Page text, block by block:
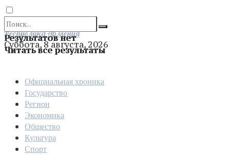
Результатов нет
Читать все результаты
Отправить
Республика Армения
Суббота, 8 августа, 2026
Официальная хроника
Государство
Регион
Экономика
Общество
Культура
Спорт